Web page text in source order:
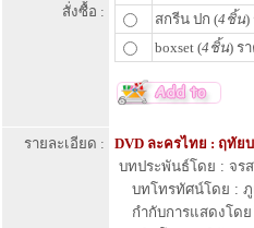
สั่งซื้อ :
สกรีน ปก (4ชิ้น)
boxset (4ชิ้น) ร
รายละเอียด :
DVD ละครไทย : ฤทัย
บทประพันธ์โดย : จร
บทโทรทัศน์โดย : ภู
กำกับการแสดงโดย